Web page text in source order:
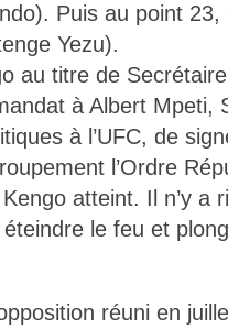
Puis au point
Yezu).
au titre de
à Albert Mpeti,
à l’UFC, de
l’Ordre
atteint. Il n’y a
le feu et
réuni en